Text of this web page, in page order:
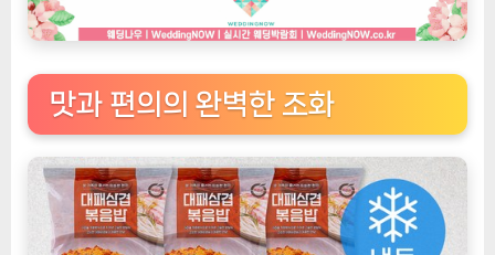
상
품]
도
락
들
의
최
맛과 편의의 완벽한 조화